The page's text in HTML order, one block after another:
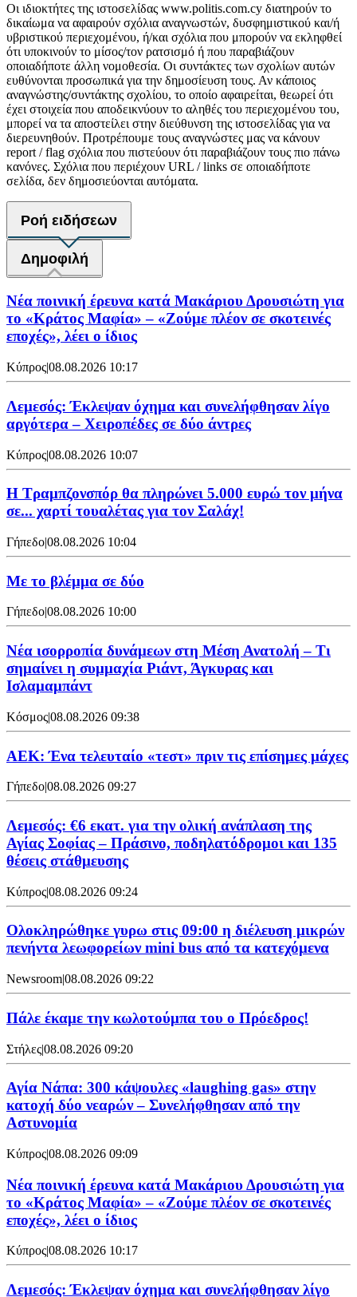
Οι ιδιοκτήτες της ιστοσελίδας www.politis.com.cy διατηρούν το
δικαίωμα να αφαιρούν σχόλια αναγνωστών, δυσφημιστικού και/ή
υβριστικού περιεχομένου, ή/και σχόλια που μπορούν να εκληφθεί
ότι υποκινούν το μίσος/τον ρατσισμό ή που παραβιάζουν
οποιαδήποτε άλλη νομοθεσία. Οι συντάκτες των σχολίων αυτών
ευθύνονται προσωπικά για την δημοσίευση τους. Αν κάποιος
αναγνώστης/συντάκτης σχολίου, το οποίο αφαιρείται, θεωρεί ότι
έχει στοιχεία που αποδεικνύουν το αληθές του περιεχομένου του,
μπορεί να τα αποστείλει στην διεύθυνση της ιστοσελίδας για να
διερευνηθούν. Προτρέπουμε τους αναγνώστες μας να κάνουν
report / flag σχόλια που πιστεύουν ότι παραβιάζουν τους πιο πάνω
κανόνες. Σχόλια που περιέχουν URL / links σε οποιαδήποτε
σελίδα, δεν δημοσιεύονται αυτόματα.
Ροή ειδήσεων
Δημοφιλή
Νέα ποινική έρευνα κατά Μακάριου Δρουσιώτη για
το «Κράτος Μαφία» – «Ζούμε πλέον σε σκοτεινές
εποχές», λέει ο ίδιος
Κύπρος|08.08.2026 10:17
Λεμεσός: Έκλεψαν όχημα και συνελήφθησαν λίγο
αργότερα – Χειροπέδες σε δύο άντρες
Κύπρος|08.08.2026 10:07
Η Τραμπζονσπόρ θα πληρώνει 5.000 ευρώ τον μήνα
σε... χαρτί τουαλέτας για τον Σαλάχ!
Γήπεδο|08.08.2026 10:04
Με το βλέμμα σε δύο
Γήπεδο|08.08.2026 10:00
Νέα ισορροπία δυνάμεων στη Μέση Ανατολή – Τι
σημαίνει η συμμαχία Ριάντ, Άγκυρας και
Ισλαμαμπάντ
Κόσμος|08.08.2026 09:38
ΑΕΚ: Ένα τελευταίο «τεστ» πριν τις επίσημες μάχες
Γήπεδο|08.08.2026 09:27
Λεμεσός: €6 εκατ. για την ολική ανάπλαση της
Αγίας Σοφίας – Πράσινο, ποδηλατόδρομοι και 135
θέσεις στάθμευσης
Κύπρος|08.08.2026 09:24
Ολοκληρώθηκε γυρω στις 09:00 η διέλευση μικρών
πενήντα λεωφορείων mini bus από τα κατεχόμενα
Newsroom|08.08.2026 09:22
Πάλε έκαμε την κωλοτούμπα του ο Πρόεδρος!
Στήλες|08.08.2026 09:20
Αγία Νάπα: 300 κάψουλες «laughing gas» στην
κατοχή δύο νεαρών – Συνελήφθησαν από την
Αστυνομία
Κύπρος|08.08.2026 09:09
Νέα ποινική έρευνα κατά Μακάριου Δρουσιώτη για
το «Κράτος Μαφία» – «Ζούμε πλέον σε σκοτεινές
εποχές», λέει ο ίδιος
Κύπρος|08.08.2026 10:17
Λεμεσός: Έκλεψαν όχημα και συνελήφθησαν λίγο